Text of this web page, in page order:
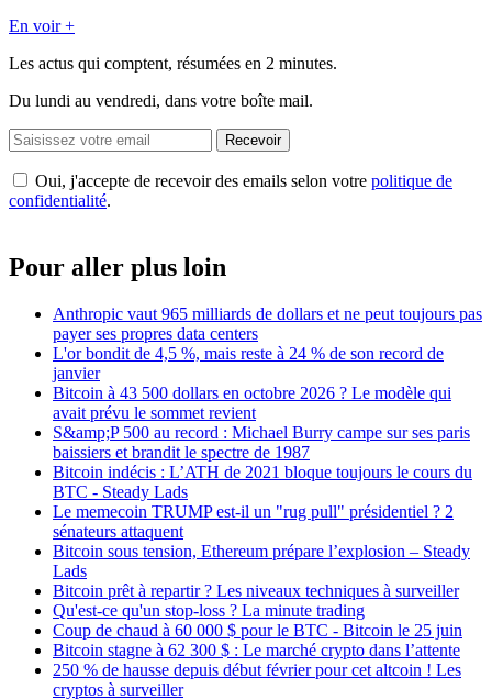
En voir +
Les actus qui comptent, résumées en 2 minutes.
Du lundi au vendredi, dans votre boîte mail.
Recevoir
Oui, j'accepte de recevoir des emails selon votre politique de
confidentialité.
Pour aller plus loin
Anthropic vaut 965 milliards de dollars et ne peut toujours pas
payer ses propres data centers
L'or bondit de 4,5 %, mais reste à 24 % de son record de
janvier
Bitcoin à 43 500 dollars en octobre 2026 ? Le modèle qui
avait prévu le sommet revient
S&amp;P 500 au record : Michael Burry campe sur ses paris
baissiers et brandit le spectre de 1987
Bitcoin indécis : L’ATH de 2021 bloque toujours le cours du
BTC - Steady Lads
Le memecoin TRUMP est-il un "rug pull" présidentiel ? 2
sénateurs attaquent
Bitcoin sous tension, Ethereum prépare l’explosion – Steady
Lads
Bitcoin prêt à repartir ? Les niveaux techniques à surveiller
Qu'est-ce qu'un stop-loss ? La minute trading
Coup de chaud à 60 000 $ pour le BTC - Bitcoin le 25 juin
Bitcoin stagne à 62 300 $ : Le marché crypto dans l’attente
250 % de hausse depuis début février pour cet altcoin ! Les
cryptos à surveiller